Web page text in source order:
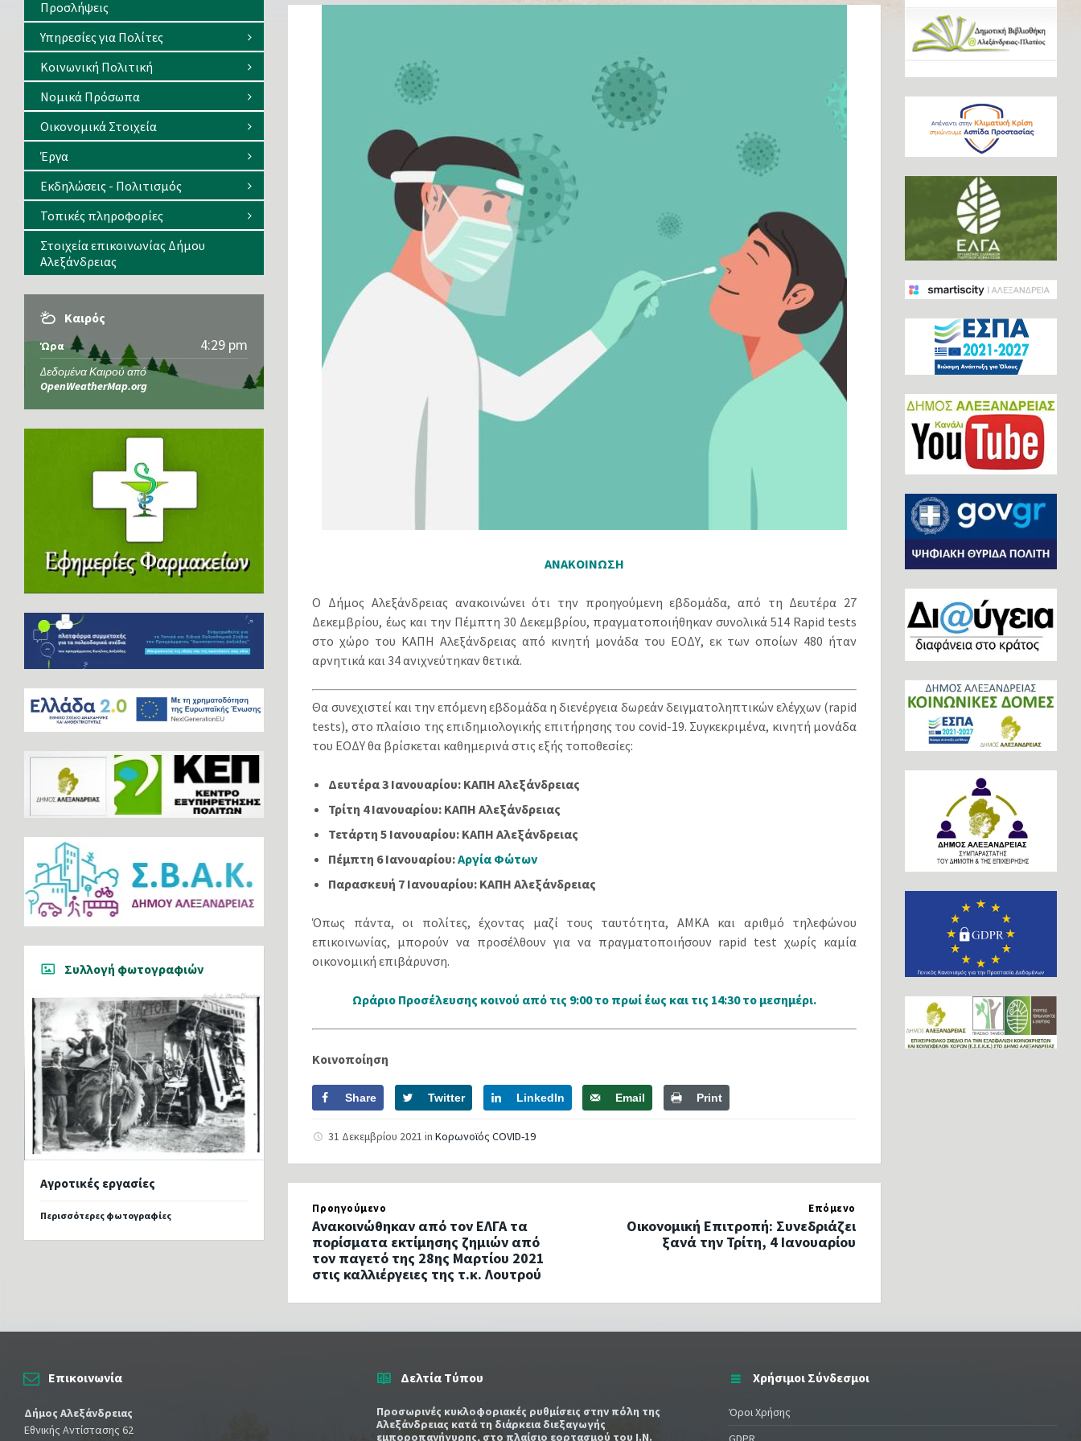
ΑΝΑΚΟΙΝΩΣΗ
Ο Δήμος Αλεξάνδρειας ανακοινώνει ότι την προηγούμενη εβδομάδα, από τη Δευτέρα 27
Δεκεμβρίου, έως και την Πέμπτη 30 Δεκεμβρίου, πραγματοποιήθηκαν συνολικά 514 Rapid tests
στο χώρο του ΚΑΠΗ Αλεξάνδρειας από κινητή μονάδα του ΕΟΔΥ, εκ των οποίων 480 ήταν
αρνητικά και 34 ανιχνεύτηκαν θετικά.
Θα συνεχιστεί και την επόμενη εβδομάδα η διενέργεια δωρεάν δειγματοληπτικών ελέγχων (rapid
tests), στο πλαίσιο της επιδημιολογικής επιτήρησης του covid-19. Συγκεκριμένα, κινητή μονάδα
του ΕΟΔΥ θα βρίσκεται καθημερινά στις εξής τοποθεσίες:
Δευτέρα 3 Ιανουαρίου: ΚΑΠΗ Αλεξάνδρειας
Τρίτη 4 Ιανουαρίου: ΚΑΠΗ Αλεξάνδρειας
Τετάρτη 5 Ιανουαρίου: ΚΑΠΗ Αλεξάνδρειας
Πέμπτη 6 Ιανουαρίου:Αργία Φώτων
Παρασκευή 7 Ιανουαρίου: ΚΑΠΗ Αλεξάνδρειας
Όπως πάντα, οι πολίτες, έχοντας μαζί τους ταυτότητα, ΑΜΚΑ και αριθμό τηλεφώνου
επικοινωνίας, μπορούν να προσέλθουν για να πραγματοποιήσουν rapid test χωρίς καμία
οικονομική επιβάρυνση.
Ωράριο Προσέλευσης κοινού από τις 9:00 το πρωί έως και τις 14:30 το μεσημέρι.
Κοινοποίηση
Share Twitter LinkedIn Email Print
31 Δεκεμβρίου 2021inΚορωνοϊός COVID-19
Προηγούμενο
Ανακοινώθηκαν από τον ΕΛΓΑ τα
πορίσματα εκτίμησης ζημιών από
τον παγετό της 28ης Μαρτίου 2021
στις καλλιέργειες της τ.κ. Λουτρού
Επόμενο
Οικονομική Επιτροπή: Συνεδριάζει
ξανά την Τρίτη, 4 Ιανουαρίου
Προσλήψεις
Υπηρεσίες για Πολίτες
Κοινωνική Πολιτική
Νομικά Πρόσωπα
Οικονομικά Στοιχεία
Έργα
Εκδηλώσεις - Πολιτισμός
Τοπικές πληροφορίες
Στοιχεία επικοινωνίας Δήμου
Αλεξάνδρειας
Καιρός
Ώρα 4:29 pm
Δεδομένα Καιρού από
OpenWeatherMap.org
Συλλογή φωτογραφιών
Αγροτικές εργασίες
Περισσότερες φωτογραφίες
Επικοινωνία
Δήμος Αλεξάνδρειας
Εθνικής Αντίστασης 62
Δελτία Τύπου
Προσωρινές κυκλοφοριακές ρυθμίσεις στην πόλη της
Αλεξάνδρειας κατά τη διάρκεια διεξαγωγής
εμποροπανήγυρης, στο πλαίσιο εορτασμού του Ι.Ν.
Χρήσιμοι Σύνδεσμοι
Όροι Χρήσης